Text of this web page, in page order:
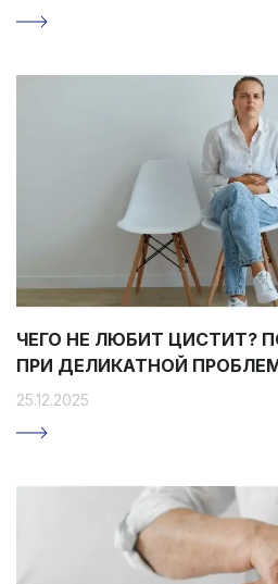
ЧЕГО НЕ ЛЮБИТ ЦИСТИТ?
ПРИ ДЕЛИКАТНОЙ
25.12.2025